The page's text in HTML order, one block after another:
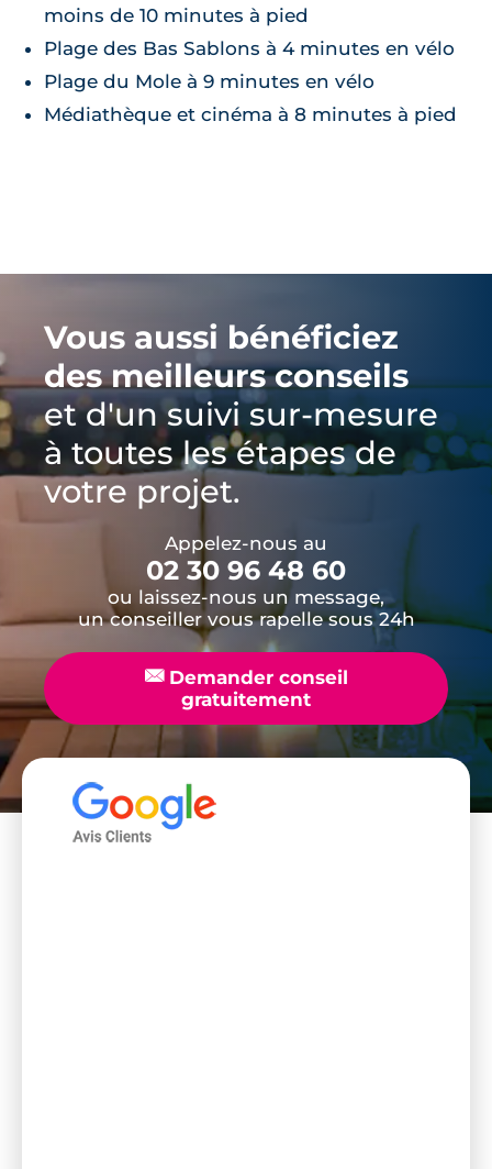
moins de 10 minutes à pied
Plage des Bas Sablons à 4 minutes en vélo
Plage du Mole à 9 minutes en vélo
Médiathèque et cinéma à 8 minutes à pied
Vous aussi bénéficiez
des meilleurs conseils
et d'un suivi sur-mesure
à toutes les étapes de
votre projet.
Appelez-nous au
02 30 96 48 60
ou laissez-nous un message,
un conseiller vous rapelle sous 24h
📧Demander conseil
gratuitement